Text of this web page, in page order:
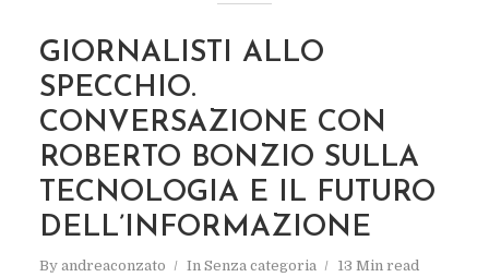
GIORNALISTI ALLO
SPECCHIO.
CONVERSAZIONE CON
ROBERTO BONZIO SULLA
TECNOLOGIA E IL FUTURO
DELL’INFORMAZIONE
By andreaconzato In Senza categoria 13 Min read